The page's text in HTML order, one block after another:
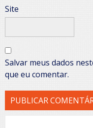
Site
Salvar meus dados
que eu comentar.